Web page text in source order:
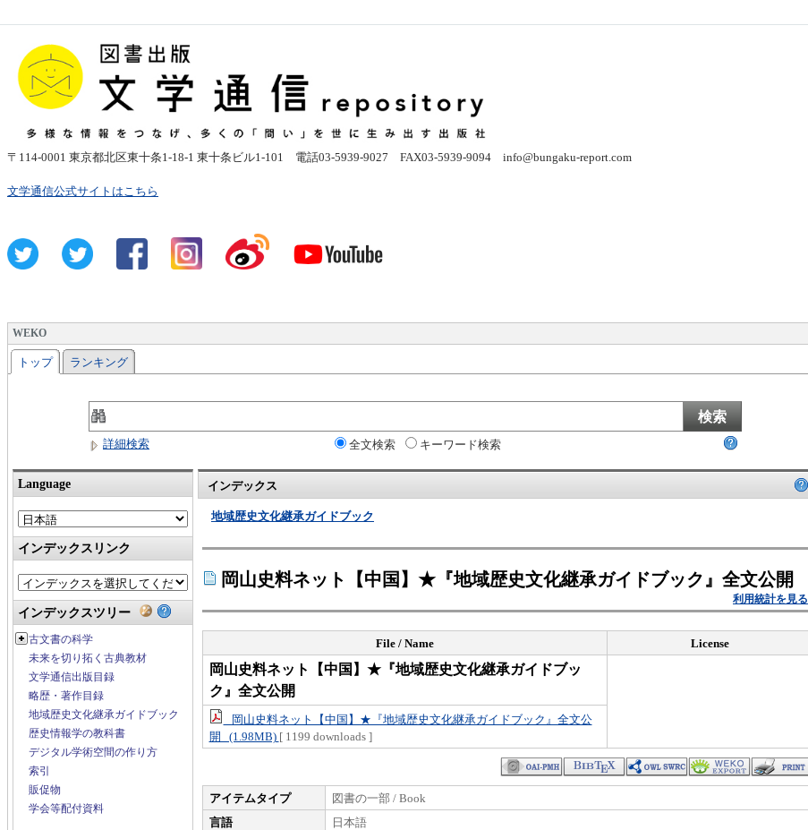
〒 114-0001 東京都北区東十条1-18-1 東十条ビル1-101 電話03-5939-9027 FAX03-5939-9094 info@bungaku-report.com
文学通信公式サイトはこちら
WEKO
トップ ランキング
詳細検索 全文検索 キーワード検索
Language
インデックスリンク
インデックスツリー
古文書の科学
未来を切り拓く古典教材
文学通信出版目録
略歴・著作目録
地域歴史文化継承ガイドブック
歴史情報学の教科書
デジタル学術空間の作り方
索引
販促物
学会等配付資料
インデックス
地域歴史文化継承ガイドブック
岡山史料ネット【中国】★『地域歴史文化継承ガイドブック』全文公開
利用統計を見る
File / Name License
岡山史料ネット【中国】★『地域歴史文化継承ガイドブッ
ク』全文公開
岡山史料ネット【中国】★『地域歴史文化継承ガイドブック』全文公
開 (1.98MB) [ 1199 downloads ]
アイテムタイプ
図書の一部 / Book
言語
日本語